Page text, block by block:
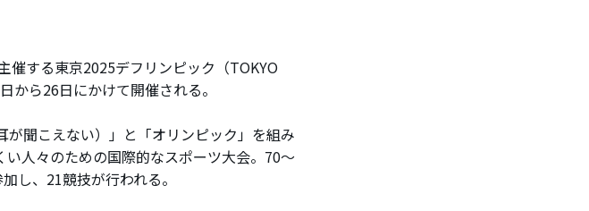
する東京2025デフリンピック（TOKYO
から26日にかけて開催される。
聞こえない）」と「オリンピック」を組み
人々のための国際的なスポーツ大会。70～
し、21競技が行われる。